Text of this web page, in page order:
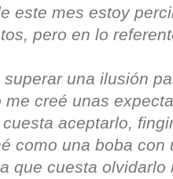
este mes estoy
pero en lo
una ilusión
me creé unas
aceptarlo,
como una boba con
que cuesta